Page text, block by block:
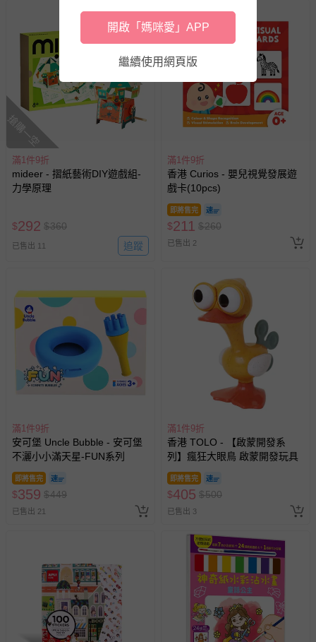
搶購一空
滿1件9折
mideer - 摺紙藝術DIY遊戲組-
力學原理
$292 $360
已售出 11 追蹤
滿1件9折
香港 Curios - 嬰兒視覺發展遊
戲卡(10pcs)
即將售完
$211 $260
已售出 2
滿1件9折
安可堡 Uncle Bubble - 安可堡
不灑小小滿天星-FUN系列
即將售完
$359 $449
已售出 21
滿1件9折
香港 TOLO - 【啟蒙開發系
列】瘋狂大眼鳥 啟蒙開發玩具
即將售完
$405 $500
已售出 3
開啟「媽咪愛」APP
繼續使用網頁版